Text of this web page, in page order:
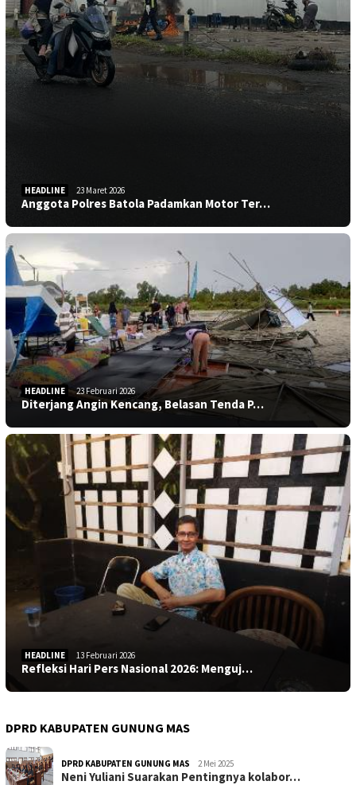
HEADLINE 23 Maret 2026
Anggota Polres Batola Padamkan Motor Ter…
HEADLINE 23 Februari 2026
Diterjang Angin Kencang, Belasan Tenda P…
HEADLINE 13 Februari 2026
Refleksi Hari Pers Nasional 2026: Menguj…
DPRD KABUPATEN GUNUNG MAS
DPRD KABUPATEN GUNUNG MAS 2 Mei 2025
Neni Yuliani Suarakan Pentingnya kolabor…